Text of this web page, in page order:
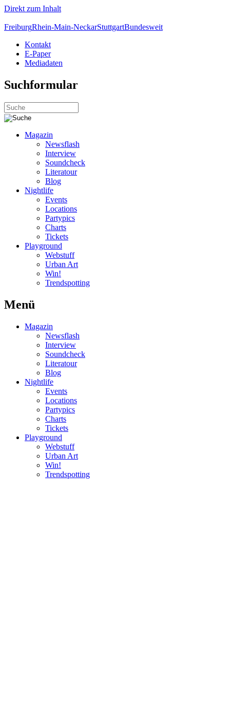
Direkt zum Inhalt
FreiburgRhein-Main-NeckarStuttgartBundesweit
Kontakt
E-Paper
Mediadaten
Suchformular
Magazin
Newsflash
Interview
Soundcheck
Literatour
Blog
Nightlife
Events
Locations
Partypics
Charts
Tickets
Playground
Webstuff
Urban Art
Win!
Trendspotting
Menü
Magazin
Newsflash
Interview
Soundcheck
Literatour
Blog
Nightlife
Events
Locations
Partypics
Charts
Tickets
Playground
Webstuff
Urban Art
Win!
Trendspotting